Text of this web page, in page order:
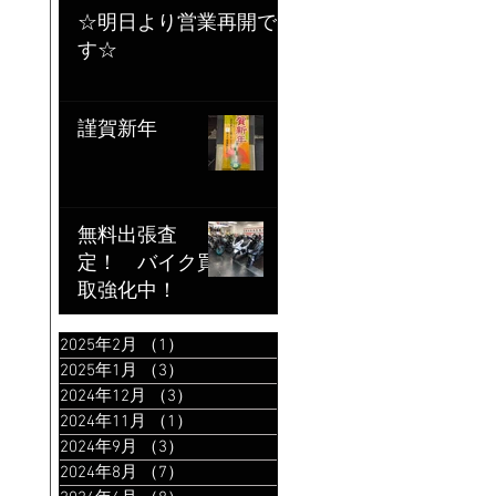
☆明日より営業再開で
す☆
謹賀新年
無料出張査
定！ バイク買
取強化中！
2025年2月 （1）
2025年1月
（3）
2024年12月
（3）
2024年11月
（1）
2024年9月
（3）
2024年8月
（7）